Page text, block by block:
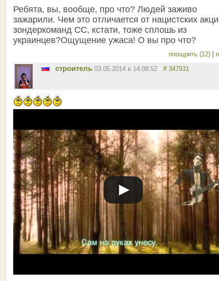
Ребята, вы, вообще, про что? Людей заживо
зажарили. Чем это отличается от нацистских
зондеркоманд СС, кстати, тоже сплошь из
украинцев?Ощущение ужаса! О вы про что?
поощрить (12)
строитель 03.05.2014 в 14:08:52 # 347931